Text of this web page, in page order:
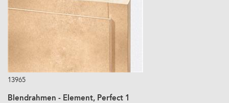
13965
Blendrahmen - Element, Perfect 1